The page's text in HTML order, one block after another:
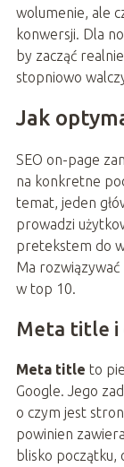
wolumenie, ale
konwersji. Dla
by zacząć
stopniowo
Jak
SEO on-page
na konkretne
temat, jeden
prowadzi
pretekstem do
Ma
w top 10.
Meta title i
Meta title to
Google. Jego
o czym jest
powinien
blisko początku,